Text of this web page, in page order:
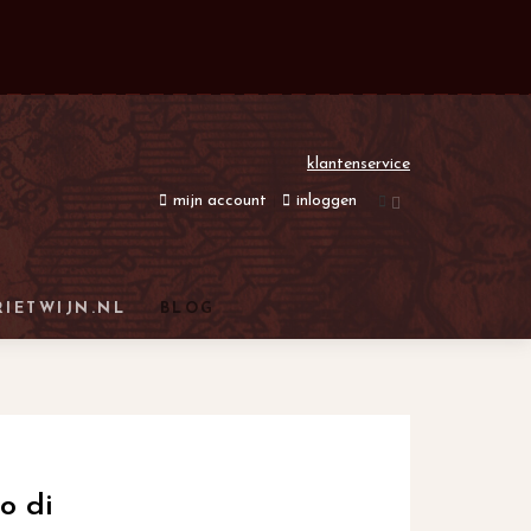
klantenservice
mijn account inloggen
BLOG
di